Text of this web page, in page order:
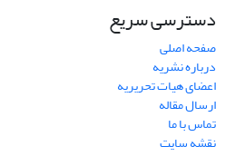
دسترسی سریع
صفحه اصلی
درباره نشریه
اعضای هیات تحریریه
ارسال مقاله
تماس با ما
نقشه سایت